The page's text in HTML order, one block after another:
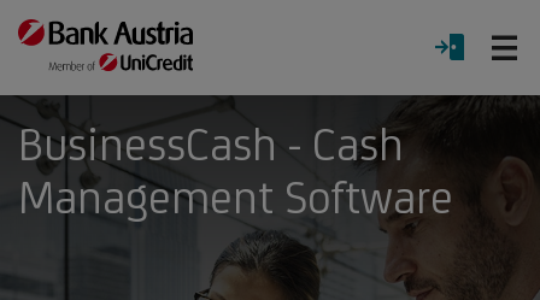
LOGIN
BusinessCash - Cash
Management Software